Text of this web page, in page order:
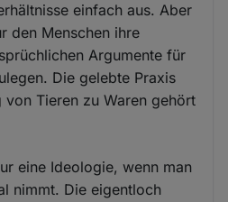
einfach aus. Aber
den Menschen ihre
Argumente für
Die gelebte Praxis
Tieren zu Waren gehört
eine Ideologie, wenn man
nimmt. Die eigentloch